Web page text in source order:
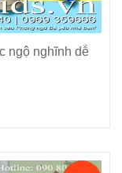
ngộ nghĩnh dễ